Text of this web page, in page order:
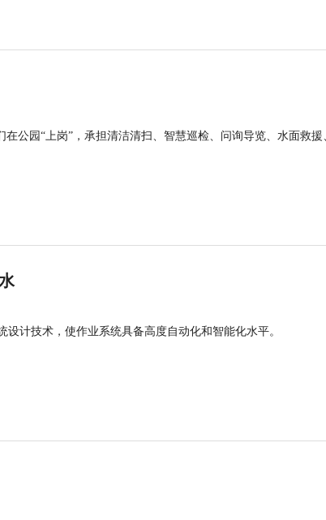
公园“上岗”，承担清洁清扫、智慧巡检、问询导览、水面救援
计技术，使作业系统具备高度自动化和智能化水平。